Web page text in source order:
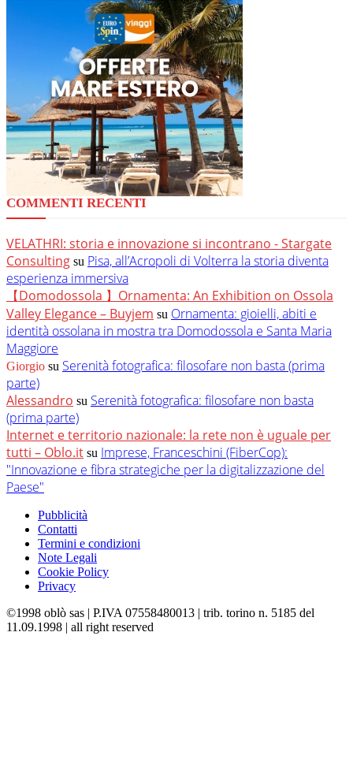
COMMENTI RECENTI
VELATHRI: storia e innovazione si incontrano - Stargate
Consulting su Pisa, all’Acropoli di Volterra la storia diventa
esperienza immersiva
【Domodossola 】Ornamenta: An Exhibition on Ossola
Valley Elegance – Buyjem su Ornamenta: gioielli, abiti e
identità ossolana in mostra tra Domodossola e Santa Maria
Maggiore
Giorgio su Serenità fotografica: filosofare non basta (prima
parte)
Alessandro su Serenità fotografica: filosofare non basta
(prima parte)
Internet e territorio nazionale: la rete non è uguale per
tutti – Oblo.it su Imprese, Franceschini (FiberCop):
"Innovazione e fibra strategiche per la digitalizzazione del
Paese"
Pubblicità
Contatti
Termini e condizioni
Note Legali
Cookie Policy
Privacy
©1998 oblò sas | P.IVA 07558480013 | trib. torino n. 5185 del
11.09.1998 | all right reserved